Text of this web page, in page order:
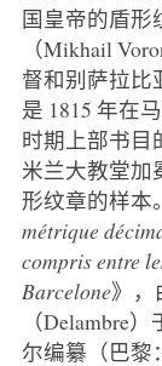
国皇帝的盾形
（Mikhail
督和别萨拉比
是 1815 年在
时期上部书目
米兰大教堂加
形纹章的样本
métrique
compris entre
Barcelone》，
（Delambre
尔编纂（巴黎